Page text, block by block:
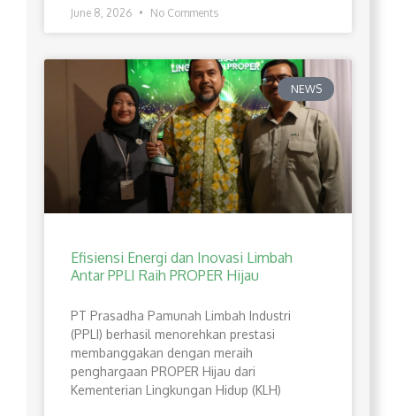
June 8, 2026 No Comments
NEWS
Efisiensi Energi dan Inovasi Limbah
Antar PPLI Raih PROPER Hijau
PT Prasadha Pamunah Limbah Industri
(PPLI) berhasil menorehkan prestasi
membanggakan dengan meraih
penghargaan PROPER Hijau dari
Kementerian Lingkungan Hidup (KLH)